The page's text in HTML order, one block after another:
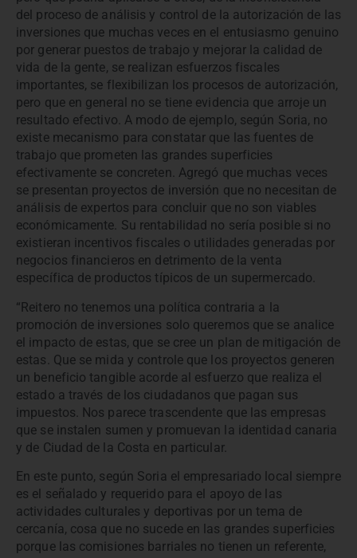
del proceso de análisis y control de la autorización de las
inversiones que muchas veces en el entusiasmo genuino
por generar puestos de trabajo y mejorar la calidad de
vida de la gente, se realizan esfuerzos fiscales
importantes, se flexibilizan los procesos de autorización,
pero que en general no se tiene evidencia que arroje un
resultado efectivo. A modo de ejemplo, según Soria, no
existe mecanismo para constatar que las fuentes de
trabajo que prometen las grandes superficies
efectivamente se concreten. Agregó que muchas veces
se presentan proyectos de inversión que no necesitan de
análisis de expertos para concluir que no son viables
económicamente. Su rentabilidad no sería posible si no
existieran incentivos fiscales o utilidades generadas por
negocios financieros en detrimento de la venta
específica de productos típicos de un supermercado.
“Reitero no tenemos una política contraria a la
promoción de inversiones solo queremos que se analice
el impacto de estas, que se cree un plan de mitigación de
estas. Que se mida y controle que los proyectos generen
un beneficio tangible acorde al esfuerzo que realiza el
estado a través de los ciudadanos que pagan sus
impuestos. Nos parece trascendente que las empresas
que se instalen sumen y promuevan la identidad canaria
y de Ciudad de la Costa en particular.
En este punto, según Soria el empresariado local siempre
es el señalado y requerido para el apoyo de las
actividades culturales y deportivas por un tema de
cercanía, cosa que no sucede en las grandes superficies
porque las comisiones barriales no tienen un referente,